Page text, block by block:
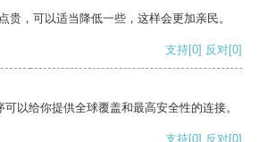
贵，可以适当降低一些，这样会更加亲民。
支持[0] 反对[0]
以给你提供全球覆盖和最高安全性的连接。
支持[0] 反对[0]